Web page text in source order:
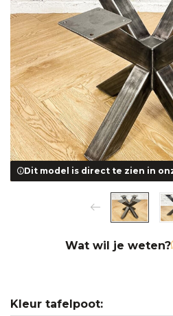
Dit model is direct te zien in
Wat wil je weten?
Kleur tafelpoot: